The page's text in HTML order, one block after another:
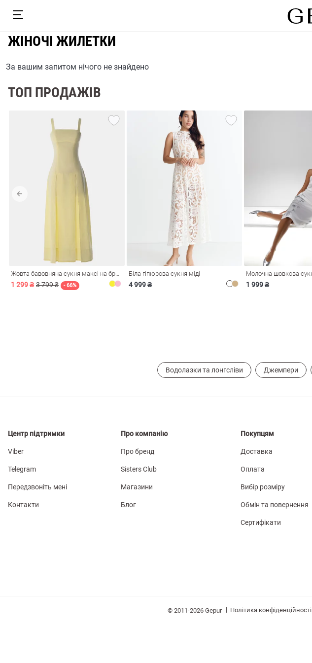
На
ЖІНОЧІ ЖИЛЕТКИ
За вашим запитом нічого не знайдено
ТОП ПРОДАЖІВ
1 299 ₴ 3 799 ₴ - 66%
Біла гіпюрова сукня міді
4 999 ₴ 1 999 ₴
Водолазки та лонгсліви Джемпери
Центр підтримки
Viber
Telegram
Передзвоніть мені
Контакти
Про компанію
Про бренд
Sisters Club
Магазини
Блог
Покупцям
Доставка
Оплата
Вибір розміру
Обмін та повернення
Сертифікати
© 2011-2026 Gepur | Політика конфіденційності